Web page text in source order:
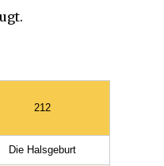
212
Die Halsgeburt